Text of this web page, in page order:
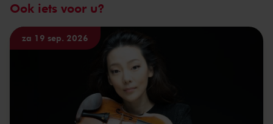
Ook iets voor u?
za 19 sep. 2026